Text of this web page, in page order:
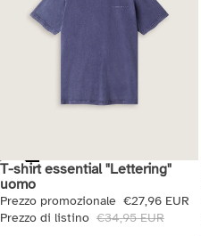
Saldi
T-shirt essential "Lettering"
uomo
Prezzo promozionale €27,96 EUR
Prezzo di listino €34,95 EUR